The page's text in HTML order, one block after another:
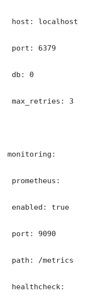
host: localhost
port: 6379
db: 0
max_retries: 3
monitoring:
prometheus:
enabled: true
port: 9090
path: /metrics
healthcheck: